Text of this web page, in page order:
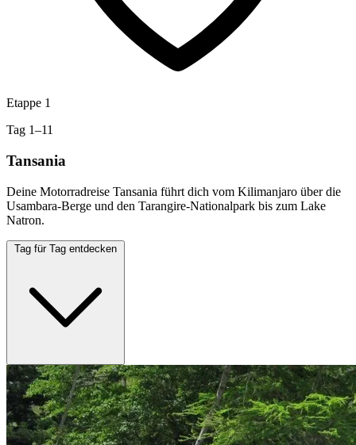
Etappe 1
Tag 1–11
Tansania
Deine Motorradreise Tansania führt dich vom Kilimanjaro über die
Usambara-Berge und den Tarangire-Nationalpark bis zum Lake
Natron.
Tag für Tag entdecken